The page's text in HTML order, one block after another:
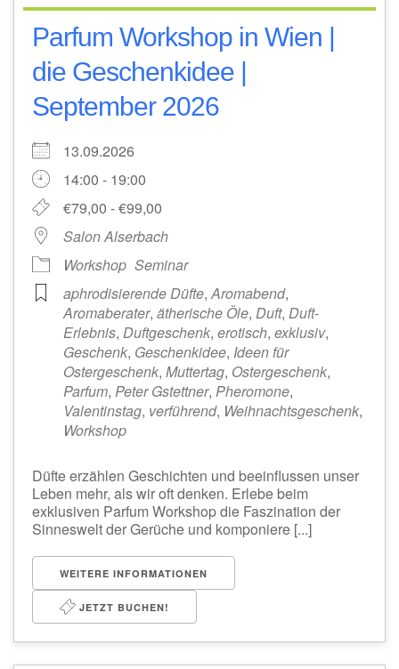
Parfum Workshop in Wien |
die Geschenkidee |
September 2026
13.09.2026
14:00 - 19:00
€79,00 - €99,00
Salon Alserbach
Workshop Seminar
aphrodisierende Düfte,Aromabend,
Aromaberater, ätherische Öle, Duft, Duft-
Erlebnis, Duftgeschenk, erotisch, exklusiv,
Geschenk, Geschenkidee, Ideen für
Ostergeschenk, Muttertag, Ostergeschenk,
Parfum, Peter Gstettner, Pheromone,
Valentinstag, verführend, Weihnachtsgeschenk,
Workshop
Düfte erzählen Geschichten und beeinflussen unser
Leben mehr, als wir oft denken. Erlebe beim
exklusiven Parfum Workshop die Faszination der
Sinneswelt der Gerüche und komponiere [...]
WEITERE INFORMATIONEN
JETZT BUCHEN!